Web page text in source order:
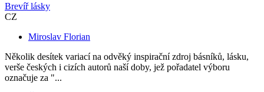
Brevíř lásky
CZ
Miroslav Florian
Několik desítek variací na odvěký inspirační zdroj básníků, lásku,
verše českých i cizích autorů naší doby, jež pořadatel výboru
označuje za "...